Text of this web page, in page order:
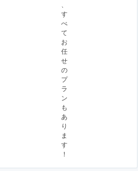
す
べ
て
お
任
せ
の
プ
ラ
ン
も
あ
り
ま
す
！